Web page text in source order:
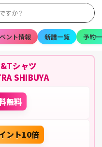
ント情報 新譜一覧 予約
シャツ
SHIBUYA
無料
ント10倍